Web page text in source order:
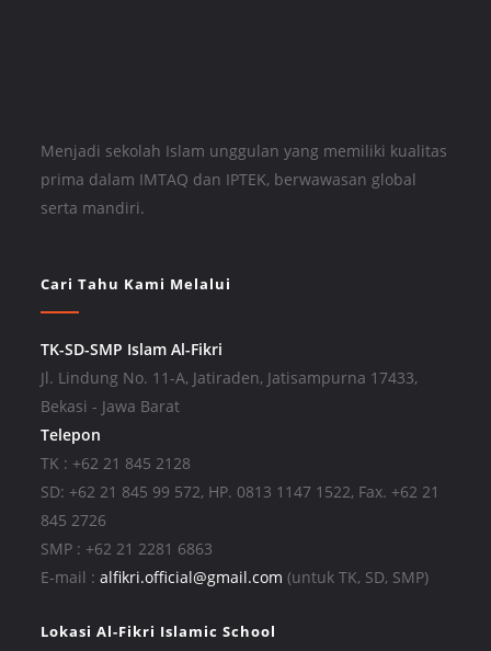
Menjadi sekolah Islam unggulan yang memiliki kualitas
prima dalam IMTAQ dan IPTEK, berwawasan global
serta mandiri.
Cari Tahu Kami Melalui
TK-SD-SMP Islam Al-Fikri
Jl. Lindung No. 11-A, Jatiraden, Jatisampurna 17433,
Bekasi - Jawa Barat
Telepon
TK : +62 21 845 2128
SD: +62 21 845 99 572, HP. 0813 1147 1522, Fax. +62 21
845 2726
SMP : +62 21 2281 6863
E-mail :alfikri.official@gmail.com(untuk TK, SD, SMP)
Lokasi Al-Fikri Islamic School